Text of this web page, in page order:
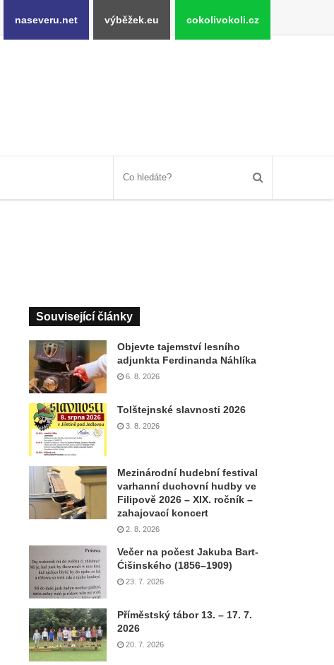
naseveru.net výběžek.eu cokolivokoli.cz
Související články
Objevte tajemství lesního
adjunkta Ferdinanda Náhlíka
6. 8. 2026
Tolštejnské slavnosti 2026
3. 8. 2026
Mezinárodní hudební festival
varhanní duchovní hudby ve
Filipově 2026 – XIX. ročník –
zahajovací koncert
2. 8. 2026
Večer na počest Jakuba Bart-
Ćišinského (1856–1909)
23. 7. 2026
Příměstský tábor 13. – 17. 7.
2026
20. 7. 2026